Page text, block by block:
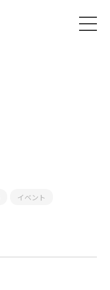
イベント